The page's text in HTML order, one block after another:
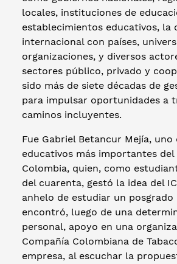
locales, instituciones de
establecimientos educativos, la
internacional con países,
organizaciones, y diversos
sectores público, privado y
sido más de siete décadas de
para impulsar oportunidades a
caminos incluyentes.
Fue Gabriel Betancur Mejía,
educativos más importantes del
Colombia, quien, como
del cuarenta, gestó la idea del
anhelo de estudiar un
encontró, luego de una
personal, apoyo en una
Compañía Colombiana de
empresa, al escuchar la